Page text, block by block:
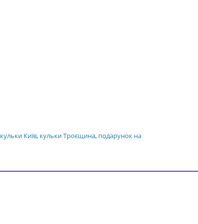
кульки Київ, кульки Троєщина, подарунок на